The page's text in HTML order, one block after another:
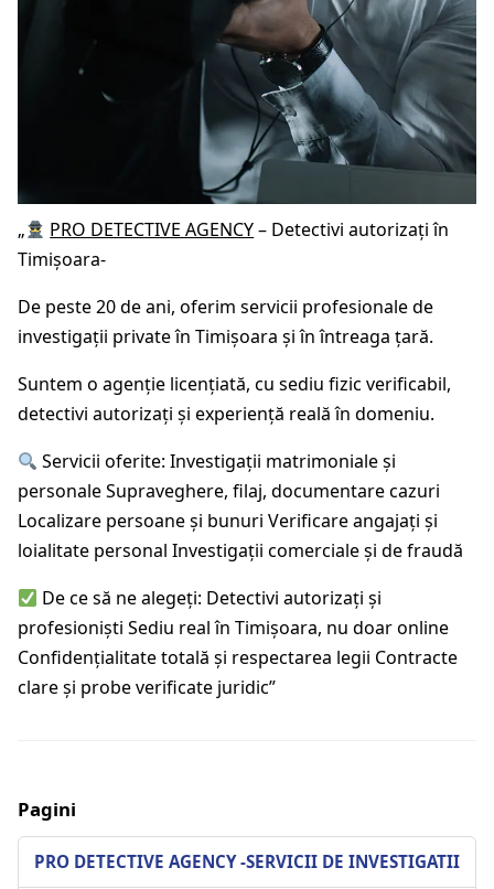
„ PRO DETECTIVE AGENCY– Detectivi autorizați în
Timișoara-
De peste 20 de ani, oferim servicii profesionale de
investigații private în Timișoara și în întreaga țară.
Suntem o agenție licențiată, cu sediu fizic verificabil,
detectivi autorizați și experiență reală în domeniu.
Servicii oferite: Investigații matrimoniale și
personale Supraveghere, filaj, documentare cazuri
Localizare persoane și bunuri Verificare angajați și
loialitate personal Investigații comerciale și de fraudă
De ce să ne alegeți: Detectivi autorizați și
profesioniști Sediu real în Timișoara, nu doar online
Confidențialitate totală și respectarea legii Contracte
clare și probe verificate juridic”
Pagini
PRO DETECTIVE AGENCY -SERVICII DE INVESTIGATII